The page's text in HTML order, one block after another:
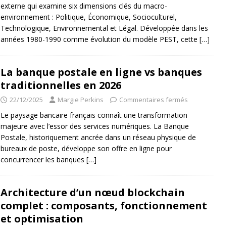
externe qui examine six dimensions clés du macro-
environnement : Politique, Économique, Socioculturel,
Technologique, Environnemental et Légal. Développée dans les
années 1980-1990 comme évolution du modèle PEST, cette […]
La banque postale en ligne vs banques
traditionnelles en 2026
22/12/2025 Margie Perkins Commentaires fermés
Le paysage bancaire français connaît une transformation
majeure avec l’essor des services numériques. La Banque
Postale, historiquement ancrée dans un réseau physique de
bureaux de poste, développe son offre en ligne pour
concurrencer les banques […]
Architecture d’un nœud blockchain
complet : composants, fonctionnement
et optimisation